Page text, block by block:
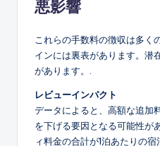
悪影響
これらの手数料の徴収は多く
インには裏表があります。潜
があります。.
レビューインパクト
データによると、高額な追加
を下げる要因となる可能性が
ィ料金の合計が1泊あたりの